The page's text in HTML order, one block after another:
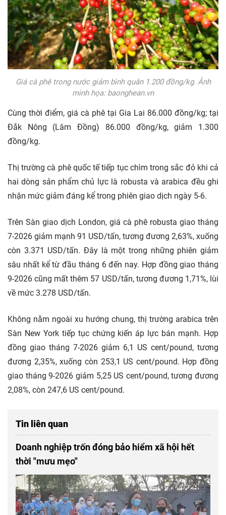
Giá cà phê trong nước giảm bình quân 1.200 đồng/kg. Ảnh
minh họa: baonghean.vn
Cùng thời điểm, giá cà phê tại Gia Lai 86.000 đồng/kg; tại
Đắk Nông (Lâm Đồng) 86.000 đồng/kg, giảm 1.300
đồng/kg.
Thị trường cà phê quốc tế tiếp tục chìm trong sắc đỏ khi cả
hai dòng sản phẩm chủ lực là robusta và arabica đều ghi
nhận mức giảm đáng kể trong phiên giao dịch ngày 5-6.
Trên Sàn giao dịch London, giá cà phê robusta giao tháng
7-2026 giảm mạnh 91 USD/tấn, tương đương 2,63%, xuống
còn 3.371 USD/tấn. Đây là một trong những phiên giảm
sâu nhất kể từ đầu tháng 6 đến nay. Hợp đồng giao tháng
9-2026 cũng mất thêm 57 USD/tấn, tương đương 1,71%, lùi
về mức 3.278 USD/tấn.
Không nằm ngoài xu hướng chung, thị trường arabica trên
Sàn New York tiếp tục chứng kiến áp lực bán mạnh. Hợp
đồng giao tháng 7-2026 giảm 6,1 US cent/pound, tương
đương 2,35%, xuống còn 253,1 US cent/pound. Hợp đồng
giao tháng 9-2026 giảm 5,25 US cent/pound, tương đương
2,08%, còn 247,6 US cent/pound.
Tin liên quan
Doanh nghiệp trốn đóng bảo hiểm xã hội hết
thời "mưu mẹo"